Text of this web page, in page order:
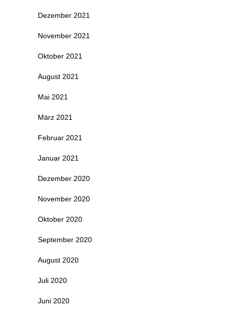
Dezember 2021
November 2021
Oktober 2021
August 2021
Mai 2021
März 2021
Februar 2021
Januar 2021
Dezember 2020
November 2020
Oktober 2020
September 2020
August 2020
Juli 2020
Juni 2020